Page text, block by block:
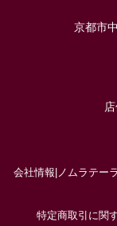
京都市
会社情報 ノムラテー
特定商取引に関